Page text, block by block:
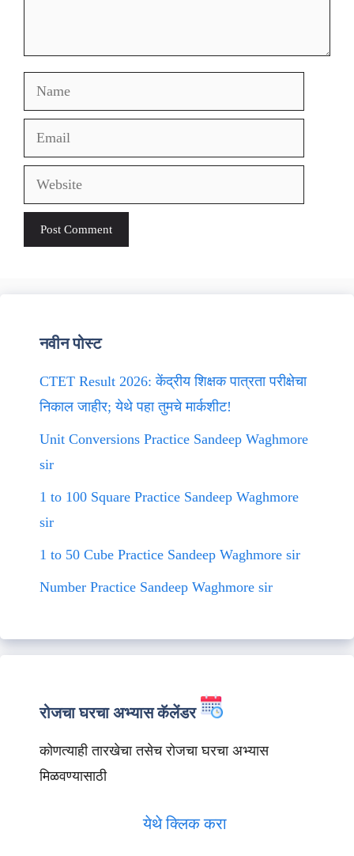
Name
Email
Website
नवीन पोस्ट
CTET Result 2026: केंद्रीय शिक्षक पात्रता परीक्षेचा
निकाल जाहीर; येथे पहा तुमचे मार्कशीट!
Unit Conversions Practice Sandeep Waghmore
sir
1 to 100 Square Practice Sandeep Waghmore
sir
1 to 50 Cube Practice Sandeep Waghmore sir
Number Practice Sandeep Waghmore sir
रोजचा घरचा अभ्यास कॅलेंडर
कोणत्याही तारखेचा तसेच रोजचा घरचा अभ्यास
मिळवण्यासाठी
येथे क्लिक करा